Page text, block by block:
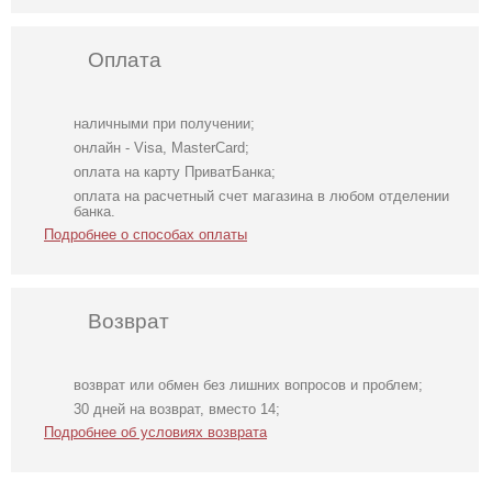
Оплата
наличными при получении;
онлайн - Visa, MasterCard;
оплата на карту ПриватБанка;
оплата на расчетный счет магазина в любом отделении
банка.
Подробнее о способах оплаты
Возврат
возврат или обмен без лишних вопросов и проблем;
30 дней на возврат, вместо 14;
Подробнее об условиях возврата
Длинное белое
вечернее платье
на запах для
Нарядный
голубой костюм
двойка